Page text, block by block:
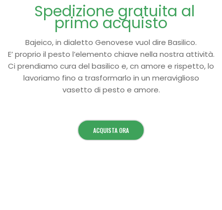
Spedizione gratuita al
primo acquisto
Bajeico, in dialetto Genovese vuol dire Basilico.
E’ proprio il pesto l’elemento chiave nella nostra attività.
Ci prendiamo cura del basilico e, cn amore e rispetto, lo
lavoriamo fino a trasformarlo in un meraviglioso
vasetto di pesto e amore.
ACQUISTA ORA